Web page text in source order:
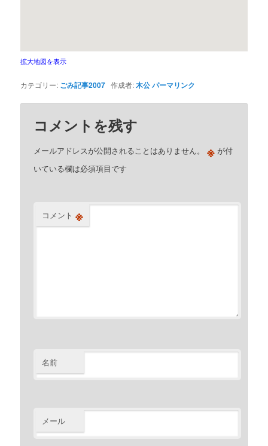
拡大地図を表示
カテゴリー: ごみ記事2007 作成者:木公パーマリンク
コメントを残す
メールアドレスが公開されることはありません。 ※ が付
いている欄は必須項目です
コメント ※
名前
メール